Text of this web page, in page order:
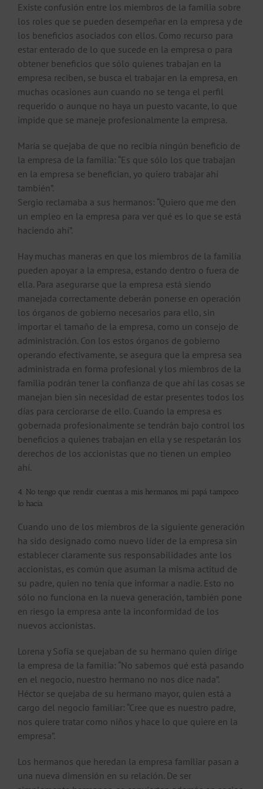
Existe confusión entre los miembros de la familia sobre
los roles que se pueden desempeñar en la empresa y de
los beneficios asociados con ellos. Como recurso para
estar enterado de lo que sucede en la empresa o para
obtener beneficios que sólo quienes trabajan en la
empresa reciben, se busca el trabajar en la empresa, en
muchas ocasiones aun cuando no se tenga el perfil
requerido o aunque no haya un puesto vacante, lo que
impide que se maneje profesionalmente la empresa.
María se quejaba de que no recibía ningún beneficio de
la empresa de la familia: “Es que sólo los que trabajan
en la empresa se benefician, yo quiero trabajar ahí
también”.
Sergio reclamaba a sus hermanos: “Quiero que me den
un empleo en la empresa para ver qué es lo que se está
haciendo ahí”.
Hay muchas maneras en que los miembros de la familia
pueden apoyar a la empresa, estando dentro o fuera de
ella. Para asegurarse que la empresa está siendo
manejada correctamente deberán ponerse en operación
los órganos de gobierno necesarios para ello, sin
importar el tamaño de la empresa, como un consejo de
administración. Con los estos órganos de gobierno
operando efectivamente, se asegura que la empresa sea
administrada en forma profesional y los miembros de la
familia podrán tener la confianza de que ahí las cosas se
manejan bien sin necesidad de estar presentes todos los
días para cerciorarse de ello. Cuando la empresa es
gobernada profesionalmente se tendrán bajo control los
beneficios a quienes trabajan en ella y se respetarán los
derechos de los accionistas que no tienen un empleo
ahí.
4. No tengo que rendir cuentas a mis hermanos, mi papá tampoco
lo hacía
Cuando uno de los miembros de la siguiente generación
ha sido designado como nuevo líder de la empresa sin
establecer claramente sus responsabilidades ante los
accionistas, es común que asuman la misma actitud de
su padre, quien no tenía que informar a nadie. Esto no
sólo no funciona en la nueva generación, también pone
en riesgo la empresa ante la inconformidad de los
nuevos accionistas.
Lorena y Sofía se quejaban de su hermano quien dirige
la empresa de la familia: “No sabemos qué está pasando
en el negocio, nuestro hermano no nos dice nada”.
Héctor se quejaba de su hermano mayor, quien está a
cargo del negocio familiar: “Cree que es nuestro padre,
nos quiere tratar como niños y hace lo que quiere en la
empresa”.
Los hermanos que heredan la empresa familiar pasan a
una nueva dimensión en su relación. De ser